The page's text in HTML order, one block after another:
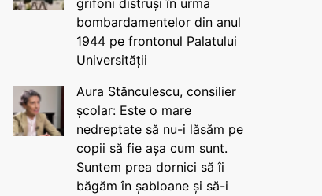
grifoni distruși în urma
bombardamentelor din anul
1944 pe frontonul Palatului
Universității
Aura Stănculescu, consilier
școlar: Este o mare
nedreptate să nu-i lăsăm pe
copii să fie așa cum sunt.
Suntem prea dornici să îi
băgăm în șabloane și să-i